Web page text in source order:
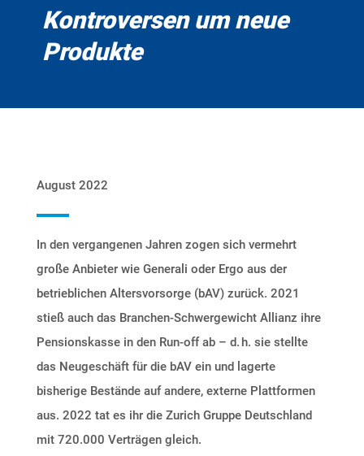
Kontroversen um neue
Produkte
August 2022
In den vergangenen Jahren zogen sich vermehrt
große Anbieter wie Generali oder Ergo aus der
betrieblichen Altersvorsorge (bAV)zurück. 2021
stieß auch das Branchen-Schwergewicht Allianz ihre
Pensionskasse in den Run-offab – d. h. sie stellte
das Neugeschäft für die bAV ein und lagerte
bisherige Bestände auf andere, externe Plattformen
aus. 2022 tat es ihr die Zurich Gruppe Deutschland
mit 720.000 Verträgengleich.